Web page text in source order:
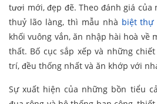
tươi mới, đẹp đẽ. Theo đánh giá
thuỷ lão làng, thì mẫu nhà biệt thự
khối vuông vắn, ăn nhập hài hoà về
thất. Bố cục sắp xếp và những
trí, đều thống nhất và ăn khớp với
Sự xuất hiện của những bồn tiểu